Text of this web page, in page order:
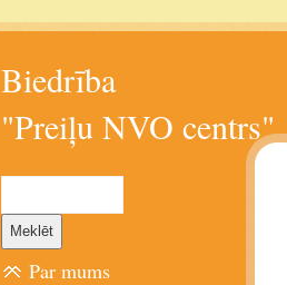
Biedrība
"Preiļu NVO centrs"
Par mums